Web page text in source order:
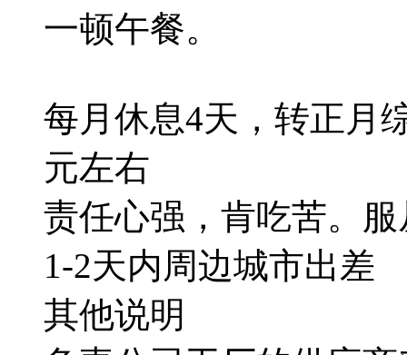
一顿午餐。
每月休息4天，转正月
元左右
责任心强，肯吃苦。
1-2天内周边城市出差
其他说明